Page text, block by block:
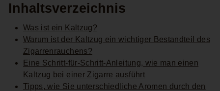
Inhaltsverzeichnis
Was ist ein Kaltzug?
Warum ist der Kaltzug ein wichtiger Bestandteil des
Zigarrenrauchens?
Eine Schritt-für-Schritt-Anleitung, wie man einen
Kaltzug bei einer Zigarre ausführt
Tipps, wie Sie unterschiedliche Aromen durch den